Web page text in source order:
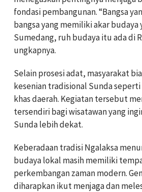
fondasi pembangunan. “Bangsa
bangsa yang memiliki akar budaya
Sumedang, ruh budaya itu ada di
ungkapnya.
Selain prosesi adat, masyarakat
kesenian tradisional Sunda
khas daerah. Kegiatan tersebut
tersendiri bagi wisatawan yang
Sunda lebih dekat.
Keberadaan tradisi Ngalaksa
budaya lokal masih memiliki
perkembangan zaman modern.
diharapkan ikut menjaga dan